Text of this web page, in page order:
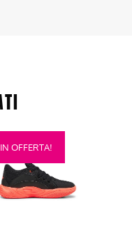
IN OFFERTA!